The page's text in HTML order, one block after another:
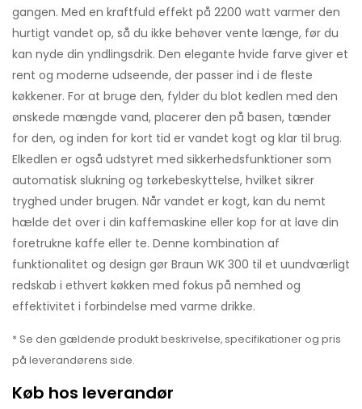
gangen. Med en kraftfuld effekt på 2200 watt varmer den
hurtigt vandet op, så du ikke behøver vente længe, før du
kan nyde din yndlingsdrik. Den elegante hvide farve giver et
rent og moderne udseende, der passer ind i de fleste
køkkener. For at bruge den, fylder du blot kedlen med den
ønskede mængde vand, placerer den på basen, tænder
for den, og inden for kort tid er vandet kogt og klar til brug.
Elkedlen er også udstyret med sikkerhedsfunktioner som
automatisk slukning og tørkebeskyttelse, hvilket sikrer
tryghed under brugen. Når vandet er kogt, kan du nemt
hælde det over i din kaffemaskine eller kop for at lave din
foretrukne kaffe eller te. Denne kombination af
funktionalitet og design gør Braun WK 300 til et uundværligt
redskab i ethvert køkken med fokus på nemhed og
effektivitet i forbindelse med varme drikke.
* Se den gældende produkt beskrivelse, specifikationer og pris
på leverandørens side.
Køb hos leverandør